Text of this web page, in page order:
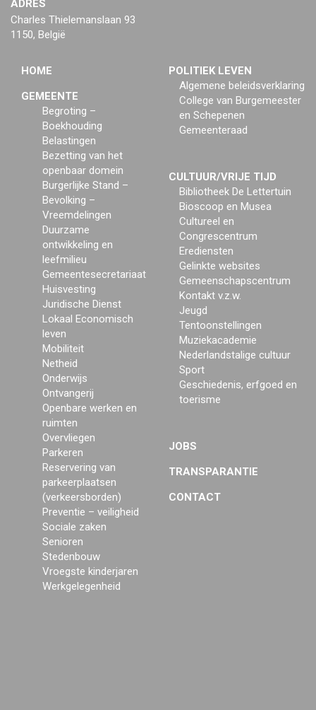
ADRES
Charles Thielemanslaan 93
1150, België
HOME
GEMEENTE
Begroting –
Boekhouding
Belastingen
Bezetting van het
openbaar domein
Burgerlijke Stand –
Bevolking –
Vreemdelingen
Duurzame
ontwikkeling en
leefmilieu
Gemeentesecretariaat
Huisvesting
Juridische Dienst
Lokaal Economisch
leven
Mobiliteit
Netheid
Onderwijs
Ontvangerij
Openbare werken en
ruimten
Overvliegen
Parkeren
Reservering van
parkeerplaatsen
(verkeersborden)
Preventie – veiligheid
Sociale zaken
Senioren
Stedenbouw
Vroegste kinderjaren
Werkgelegenheid
POLITIEK LEVEN
Algemene beleidsverklaring
College van Burgemeester
en Schepenen
Gemeenteraad
CULTUUR/VRIJE TIJD
Bibliotheek De Lettertuin
Bioscoop en Musea
Cultureel en
Congrescentrum
Erediensten
Gelinkte websites
Gemeenschapscentrum
Kontakt v.z.w.
Jeugd
Tentoonstellingen
Muziekacademie
Nederlandstalige cultuur
Sport
Geschiedenis, erfgoed en
toerisme
JOBS
TRANSPARANTIE
CONTACT